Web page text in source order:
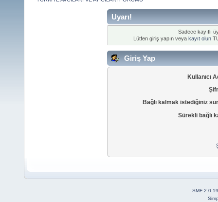
Uyarı!
Sadece kayıtlı
Lütfen giriş yapın veya kayıt olun
Giriş Yap
Kullanıcı
Bağlı kalmak istediğiniz
Sürekli bağlı
SMF 2.0.19